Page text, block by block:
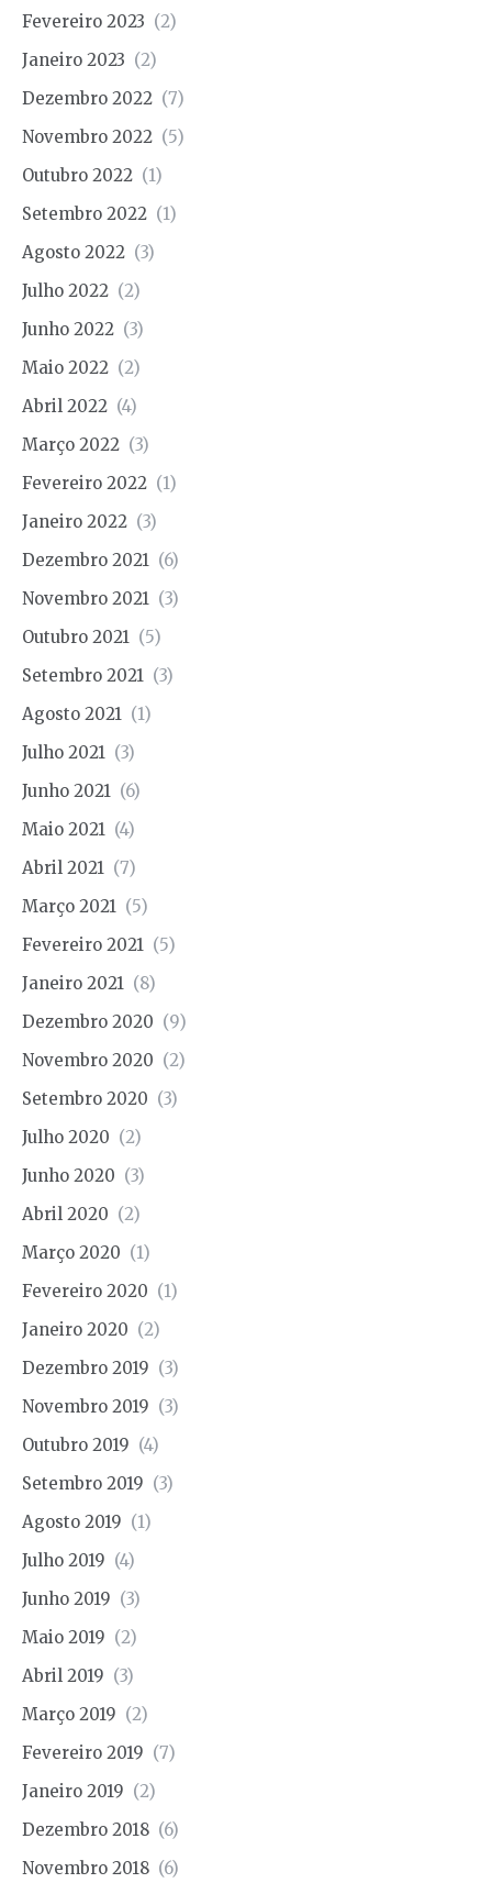
Fevereiro 2023 (2)
Janeiro 2023 (2)
Dezembro 2022 (7)
Novembro 2022 (5)
Outubro 2022 (1)
Setembro 2022 (1)
Agosto 2022 (3)
Julho 2022 (2)
Junho 2022 (3)
Maio 2022 (2)
Abril 2022 (4)
Março 2022 (3)
Fevereiro 2022 (1)
Janeiro 2022 (3)
Dezembro 2021 (6)
Novembro 2021 (3)
Outubro 2021 (5)
Setembro 2021 (3)
Agosto 2021 (1)
Julho 2021 (3)
Junho 2021 (6)
Maio 2021 (4)
Abril 2021 (7)
Março 2021 (5)
Fevereiro 2021 (5)
Janeiro 2021 (8)
Dezembro 2020 (9)
Novembro 2020 (2)
Setembro 2020 (3)
Julho 2020 (2)
Junho 2020 (3)
Abril 2020 (2)
Março 2020 (1)
Fevereiro 2020 (1)
Janeiro 2020 (2)
Dezembro 2019 (3)
Novembro 2019 (3)
Outubro 2019 (4)
Setembro 2019 (3)
Agosto 2019 (1)
Julho 2019 (4)
Junho 2019 (3)
Maio 2019 (2)
Abril 2019 (3)
Março 2019 (2)
Fevereiro 2019 (7)
Janeiro 2019 (2)
Dezembro 2018 (6)
Novembro 2018 (6)